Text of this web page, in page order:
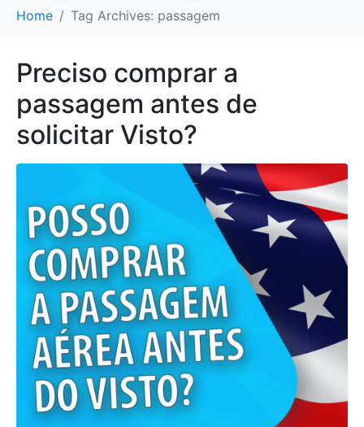
Home Tag Archives: passagem
Preciso comprar a
passagem antes de
solicitar Visto?